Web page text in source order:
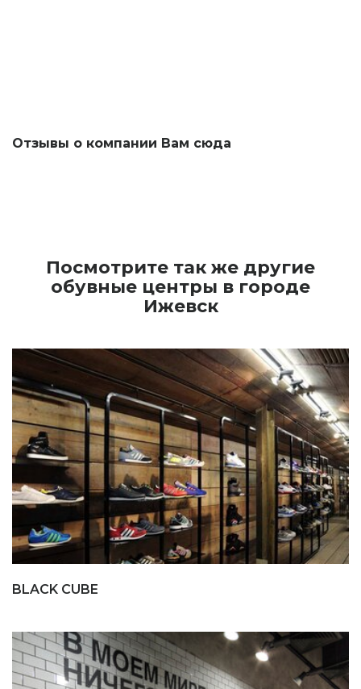
Отзывы о компании Вам сюда
Посмотрите так же другие
обувные центры в городе
Ижевск
BLACK CUBE